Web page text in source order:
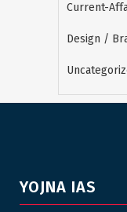
Current-
Design /
YOJNA IAS